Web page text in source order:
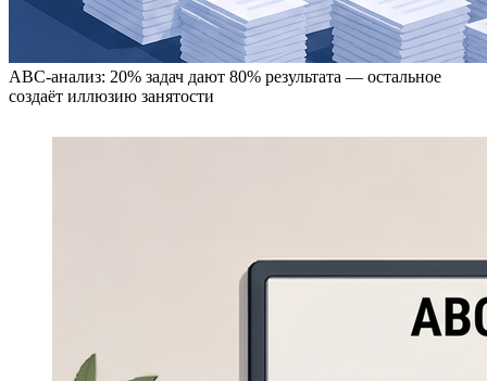
ABC-анализ: 20% задач дают 80% результата — остальное
создаёт иллюзию занятости